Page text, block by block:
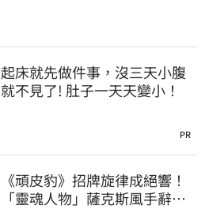
起床就先做件事，沒三天小腹
就不見了! 肚子一天天變小！
PR
《頑皮豹》招牌旋律成絕響！
「靈魂人物」薩克斯風手辭